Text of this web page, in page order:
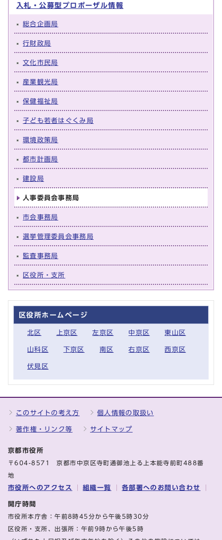
入札・公募型プロポーザル情報
総合企画局
行財政局
文化市民局
産業観光局
保健福祉局
子ども若者はぐくみ局
環境政策局
都市計画局
建設局
人事委員会事務局
市会事務局
選挙管理委員会事務局
監査事務局
区役所・支所
区役所ホームページ
北区 上京区 左京区 中京区 東山区
山科区 下京区 南区 右京区 西京区
伏見区
このサイトの考え方 個人情報の取扱い
著作権・リンク等 サイトマップ
京都市役所
〒604-8571 京都市中京区寺町通御池上る上本能寺前町488番
地
市役所へのアクセス 組織一覧 各部署へのお問い合わせ
開庁時間
市役所本庁舎：午前8時45分から午後5時30分
区役所・支所、出張所：午前9時から午後5時